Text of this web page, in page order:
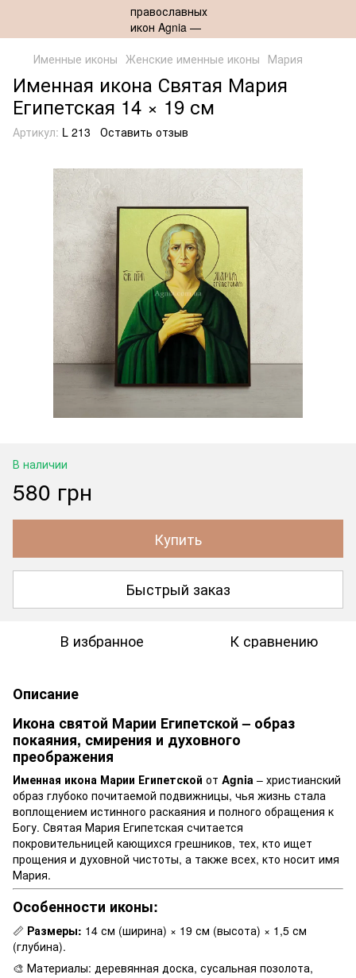
Именные иконы Женские именные иконы Мария
Именная икона Святая Мария
Египетская 14 × 19 см
Артикул: L 213 Оставить отзыв
В наличии
580 грн
Купить
Быстрый заказ
В избранное К сравнению
Описание
Икона святой Марии Египетской – образ
покаяния, смирения и духовного
преображения
Именная икона Марии Египетской от Agnia – христианский
образ глубоко почитаемой подвижницы, чья жизнь стала
воплощением истинного раскаяния и полного обращения к
Богу. Святая Мария Египетская считается
покровительницей кающихся грешников, тех, кто ищет
прощения и духовной чистоты, а также всех, кто носит имя
Мария.
Особенности иконы:
📏 Размеры: 14 см (ширина) × 19 см (высота) × 1,5 см
(глубина).
🎨 Материалы: деревянная доска, сусальная позолота,